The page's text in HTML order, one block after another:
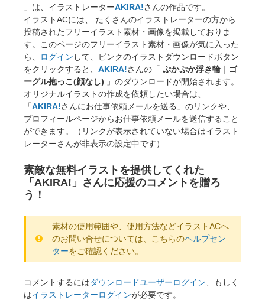
」は、イラストレーターAKIRA!さんの作品です。
イラストACには、 たくさんのイラストレーターの方から
投稿されたフリーイラスト素材・画像を掲載しておりま
す。このページのフリーイラスト素材・画像が気に入った
ら、
ログイン して、ピンクのイラストダウンロードボタン
をクリックすると、 AKIRA!さんの「 ぷかぷか浮き輪｜ゴ
ーグル抱っこ(顔なし) 」のダウンロードが開始されます。
オリジナルイラストの作成を依頼したい場合は、
「AKIRA!さんにお仕事依頼メールを送る」のリンクや、
プロフィールページからお仕事依頼メールを送信すること
ができます。（リンクが表示されていない場合はイラスト
レーターさんが非表示の設定中です）
素敵な無料イラストを提供してくれた
「AKIRA!」さんに応援のコメントを贈ろ
う！
素材の使用範囲や、使用方法などイラストACへ
のお問い合せについては、こちらのヘルプセン
ターをご確認ください。
コメントするにはダウンロードユーザーログイン 、もしく
はイラストレーターログインが必要です。